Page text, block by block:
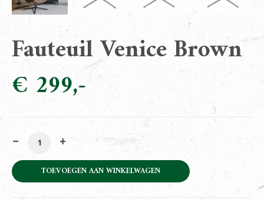
Fauteuil Venice Brown
€ 299
Fauteuil Venice Brown aantal
TOEVOEGEN AAN WINKELWAGEN